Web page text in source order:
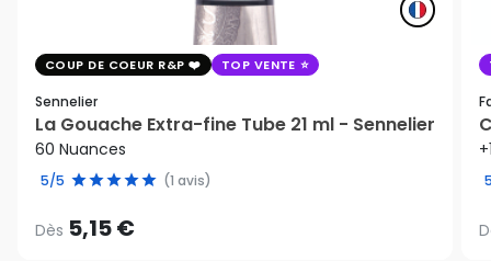
COUP DE COEUR R&P TOP VENTE
Sennelier
La Gouache Extra-fine Tube 21 ml - Sennelier
60 Nuances
5/5 (1 avis)
Dès 5,15 €